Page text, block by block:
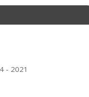
- 2021